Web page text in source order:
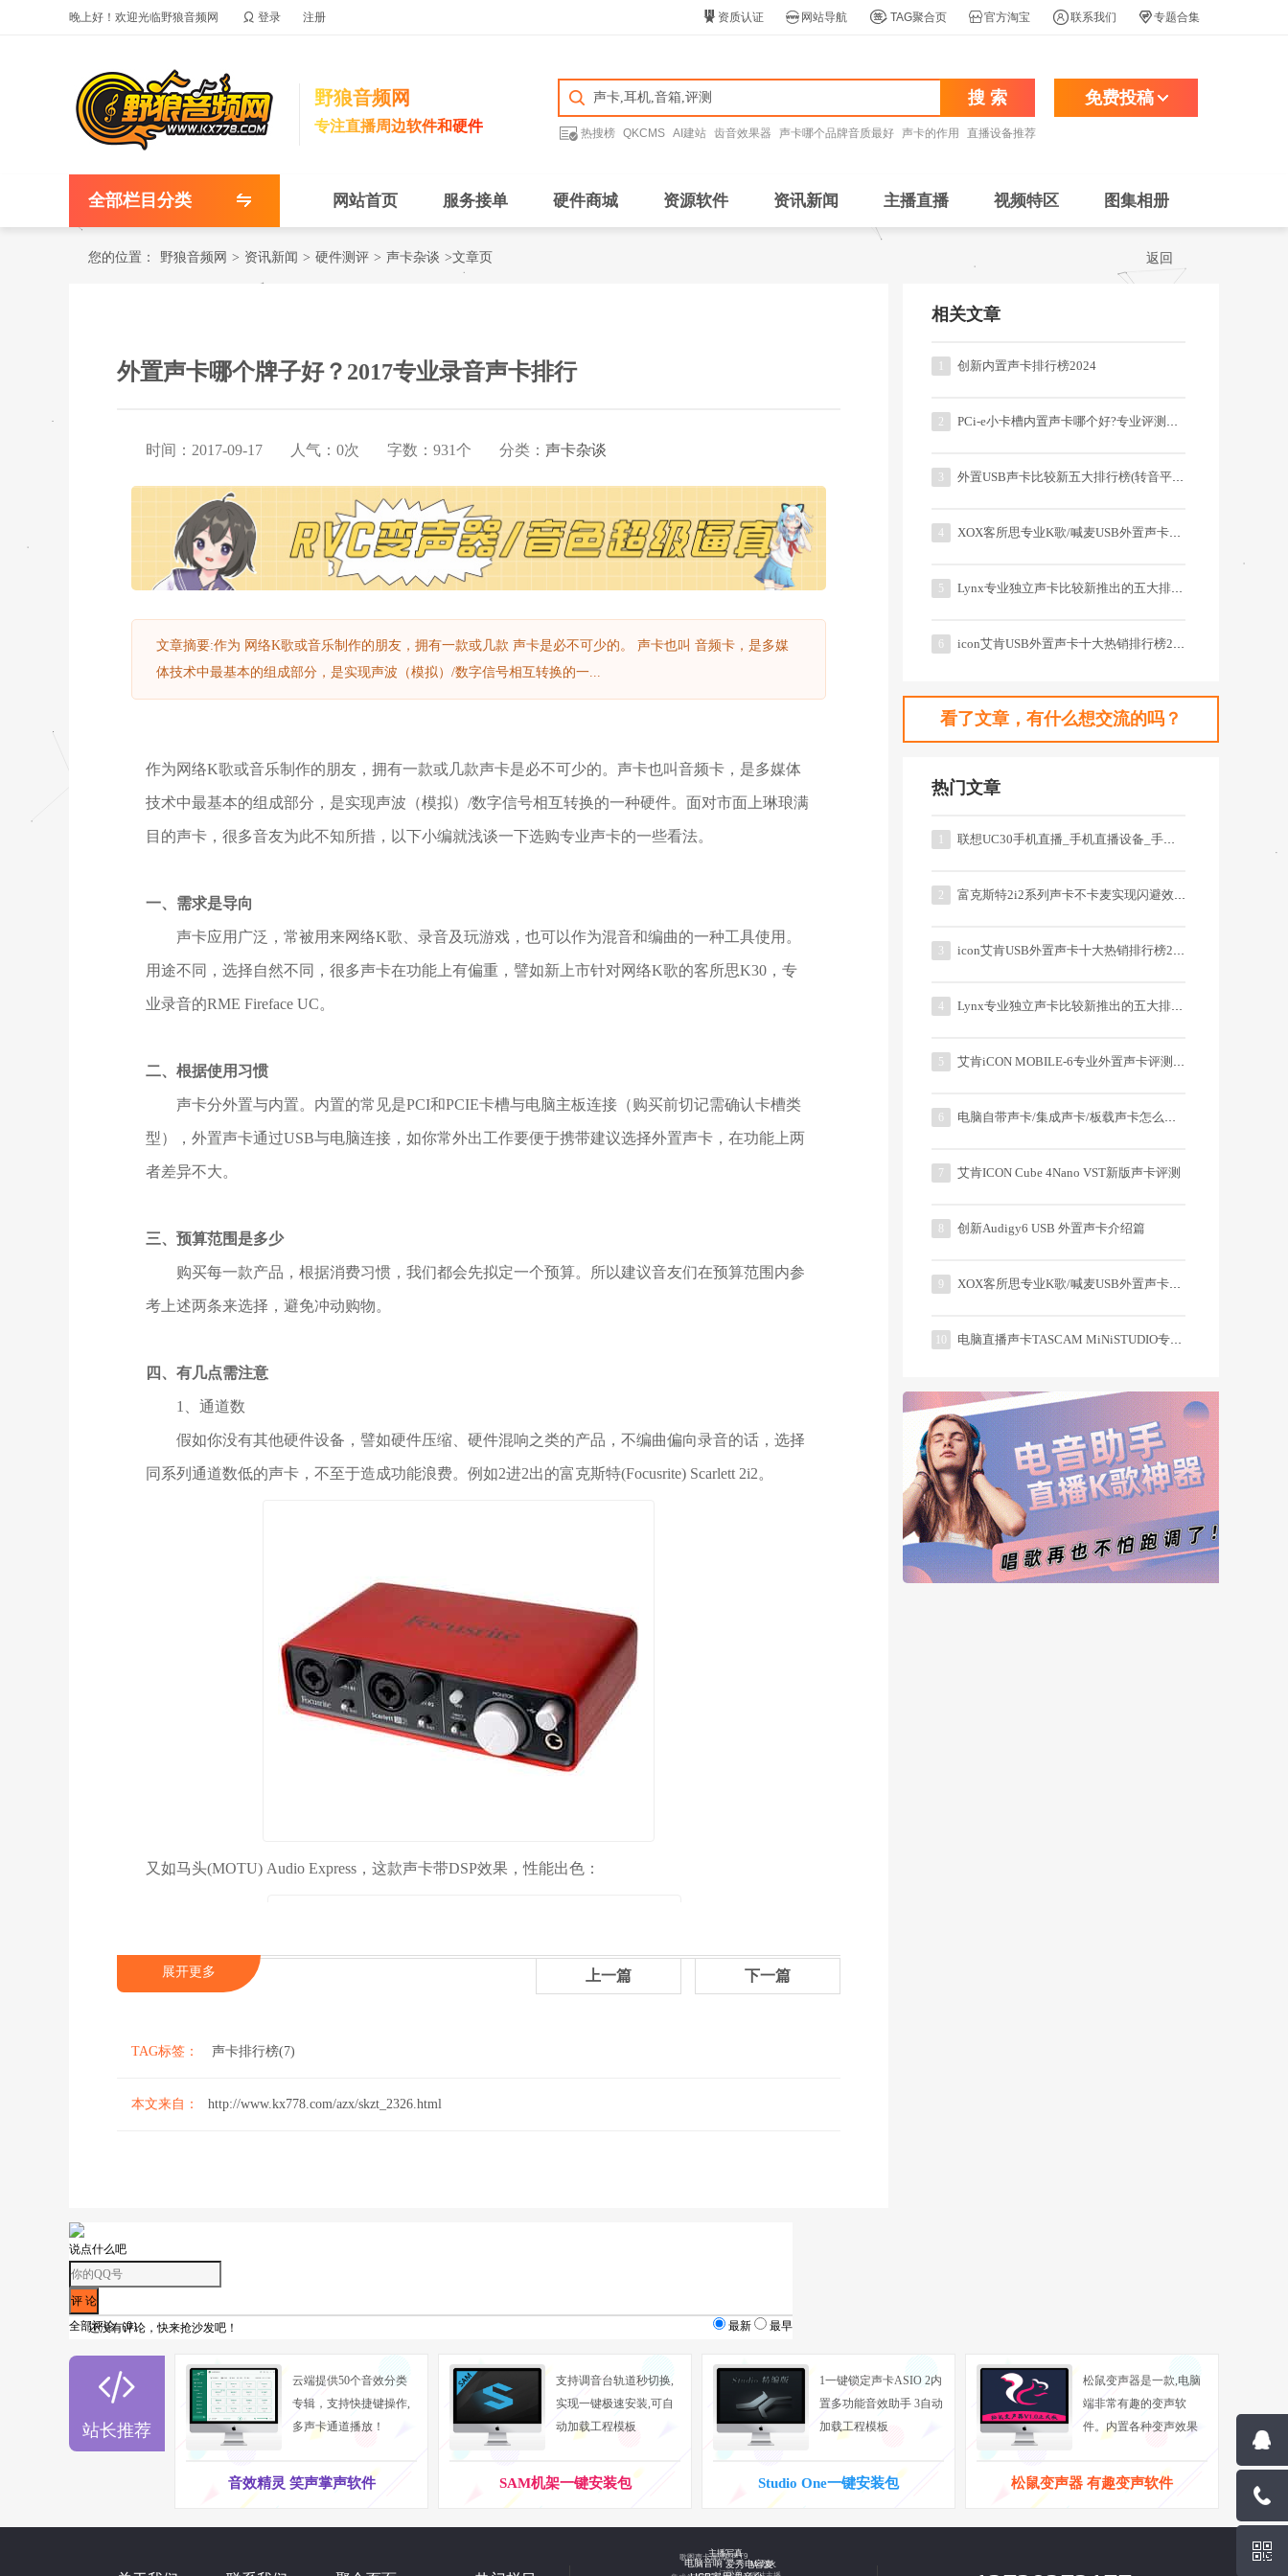
晚上好！欢迎光临野狼音频网  登录 注册  资质认证  网站导航  TAG聚合页 官方淘宝 联系我们 专题合集
野狼音频网
专注直播周边软件和硬件
搜 索 免费投稿
 热搜榜 QKCMS AI建站 齿音效果器 声卡哪个品牌音质最好 声卡的作用 直播设备推荐
全部栏目分类 网站首页 服务接单 硬件商城 资源软件 资讯新闻 主播直播 视频特区 图集相册
您的位置： 野狼音频网 > 资讯新闻 > 硬件测评 > 声卡杂谈 >文章页 返回
相关文章
创新内置声卡排行榜2024
2 PCi-e小卡槽内置声卡哪个好?专业评测和排行榜
3 外置USB声卡比较新五大排行榜(转音平商城)
4 XOX客所思专业K歌/喊麦USB外置声卡销售排行榜
5 Lynx专业独立声卡比较新推出的五大排行榜
6 icon艾肯USB外置声卡十大热销排行榜2015
看了文章，有什么想交流的吗？
热门文章
联想UC30手机直播_手机直播设备_手机怎么直播？
2 富克斯特2i2系列声卡不卡麦实现闪避效果方法
3 icon艾肯USB外置声卡十大热销排行榜2015
4 Lynx专业独立声卡比较新推出的五大排行榜
5 艾肯iCON MOBILE-6专业外置声卡评测-转音平
6 电脑自带声卡/集成声卡/板载声卡怎么蒙蔽?
7 艾肯ICON Cube 4Nano VST新版声卡评测
创新Audigy6 USB 外置声卡介绍篇
9 XOX客所思专业K歌/喊麦USB外置声卡销售排行榜
电脑直播声卡TASCAM MiNiSTUDIO专业评测
外置声卡哪个牌子好？2017专业录音声卡排行
时间：2017-09-17 人气： 0次 字数： 931个 分类： 声卡杂谈
文章摘要:作为 网络K歌或音乐制作的朋友，拥有一款或几款 声卡是必不可少的。 声卡也叫 音频卡，是多媒
体技术中最基本的组成部分，是实现声波（模拟）/数字信号相互转换的一...
作为网络K歌或音乐制作的朋友，拥有一款或几款声卡是必不可少的。声卡也叫音频卡，是多媒体
技术中最基本的组成部分，是实现声波（模拟）/数字信号相互转换的一种硬件。面对市面上琳琅满
目的声卡，很多音友为此不知所措，以下小编就浅谈一下选购专业声卡的一些看法。
一、需求是导向
声卡应用广泛，常被用来网络K歌、录音及玩游戏，也可以作为混音和编曲的一种工具使用。
用途不同，选择自然不同，很多声卡在功能上有偏重，譬如新上市针对网络K歌的客所思K30，专
业录音的RME Fireface UC。
二、根据使用习惯
声卡分外置与内置。内置的常见是PCI和PCIE卡槽与电脑主板连接（购买前切记需确认卡槽类
型），外置声卡通过USB与电脑连接，如你常外出工作要便于携带建议选择外置声卡，在功能上两
者差异不大。
三、预算范围是多少
购买每一款产品，根据消费习惯，我们都会先拟定一个预算。所以建议音友们在预算范围内参
考上述两条来选择，避免冲动购物。
四、有几点需注意
1、通道数
假如你没有其他硬件设备，譬如硬件压缩、硬件混响之类的产品，不编曲偏向录音的话，选择
同系列通道数低的声卡，不至于造成功能浪费。例如2进2出的富克斯特(Focusrite) Scarlett 2i2。
又如马头(MOTU) Audio Express，这款声卡带DSP效果，性能出色：
量。
3、外观
这个看个人喜好，从实用出发，结合自己偏好为上策。经过多年的发展，譬如一些国际大牌，
做工都很不错，如iCON、RME、MOTU、Focusrite等等。
4、带不带话放
的重要性在此就不赘述了。
5.带不带DSP
DSP效果器，通俗点可以说是“空间”效果器；拿在卧室和在宽大的演奏厅弹钢琴比较，卧室回
展开更多 上一篇 下一篇
TAG标签： 声卡排行榜(7)
本文来自： http://www.kx778.com/azx/skzt_2326.html
说点什么吧
全部评论（0） 最新 最早
还没有评论，快来抢沙发吧！

站长推荐
云端提供50个音效分类
专辑，支持快捷键操作,
多声卡通道播放！
音效精灵 笑声掌声软件
支持调音台轨道秒切换,
实现一键极速安装,可自
动加载工程模板
SAM机架一键安装包
1一键锁定声卡ASIO 2内
置多功能音效助手 3自动
加载工程模板
Studio One一键安装包
松鼠变声器是一款,电脑
端非常有趣的变声软
件。内置各种变声效果
松鼠变声器 有趣变声软件
电脑直播
咪咕主播
Mc烈火
门限器
魅声T9
主播写真
集成ASIO驱动
歌图声卡调试